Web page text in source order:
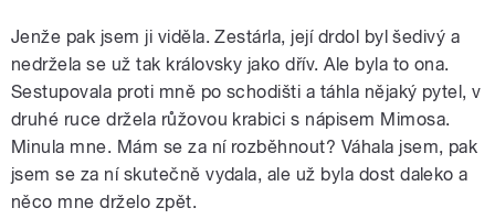
Jenže pak jsem ji viděla. Zestárla, její drdol byl šedivý a
nedržela se už tak královsky jako dřív. Ale byla to ona.
Sestupovala proti mně po schodišti a táhla nějaký pytel, v
druhé ruce držela růžovou krabici s nápisem Mimosa.
Minula mne. Mám se za ní rozběhnout? Váhala jsem, pak
jsem se za ní skutečně vydala, ale už byla dost daleko a
něco mne drželo zpět.